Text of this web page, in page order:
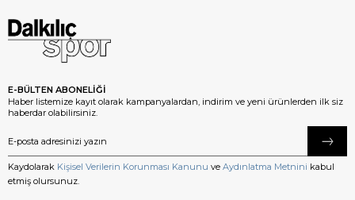
E-BÜLTEN ABONELİĞİ
Haber listemize kayıt olarak kampanyalardan, indirim ve yeni ürünlerden ilk siz
haberdar olabilirsiniz.
Kaydolarak Kişisel Verilerin Korunması Kanunu ve Aydınlatma Metnini kabul
etmiş olursunuz.